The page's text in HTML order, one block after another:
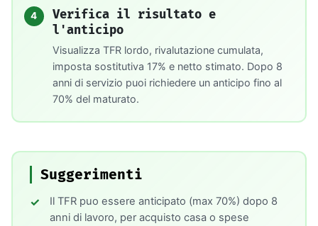
4
Verifica il risultato e
l'anticipo
Visualizza TFR lordo, rivalutazione cumulata,
imposta sostitutiva 17% e netto stimato. Dopo 8
anni di servizio puoi richiedere un anticipo fino al
70% del maturato.
Suggerimenti
Il TFR puo essere anticipato (max 70%) dopo 8
anni di lavoro, per acquisto casa o spese